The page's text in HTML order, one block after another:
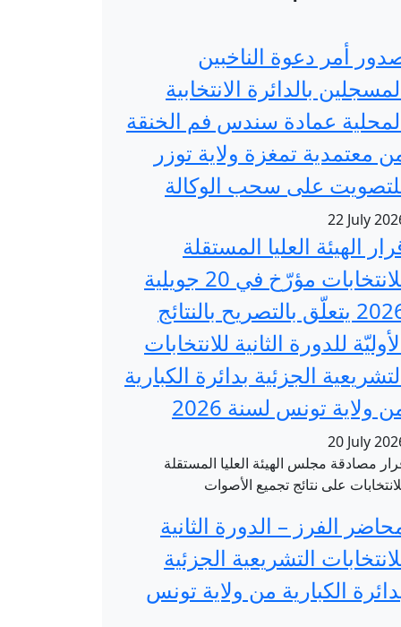
أمر دعوة الناخبين
بالدائرة الانتخابية
عمادة سندس فم الخنقة
معتمدية تمغزة ولاية توزر
على سحب الوكالة
22 July
الهيئة العليا المستقلة
للانتخابات مؤرّخ في 20 جويلية
2026 يتعلّق بالتصريح بالنتائج
للدورة الثانية للانتخابات
الجزئية بدائرة الكبارية
ولاية تونس لسنة 2026
20 July
مصادقة مجلس الهيئة العليا المستقلة
على نتائج تجميع الأصوات
الفرز – الدورة الثانية
التشريعية الجزئية
الكبارية من ولاية تونس